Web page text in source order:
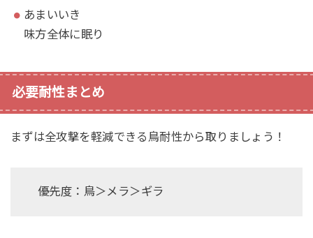
あまいいき
味方全体に眠り
必要耐性まとめ
まずは全攻撃を軽減できる鳥耐性から取りましょう！
優先度：鳥＞メラ＞ギラ